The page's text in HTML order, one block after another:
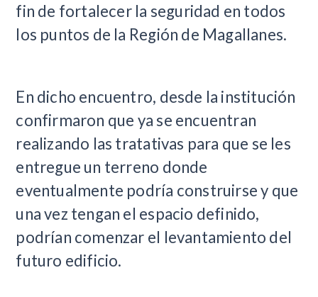
fin de fortalecer la seguridad en todos
los puntos de la Región de Magallanes.
En dicho encuentro, desde la institución
confirmaron que ya se encuentran
realizando las tratativas para que se les
entregue un terreno donde
eventualmente podría construirse y que
una vez tengan el espacio definido,
podrían comenzar el levantamiento del
futuro edificio.